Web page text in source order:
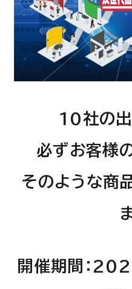
10社の
必ずお客様
そのような商
開催期間：